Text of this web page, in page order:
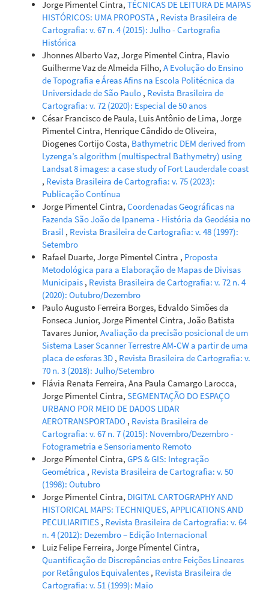
Jorge Pimentel Cintra, TÉCNICAS DE LEITURA DE MAPAS
HISTÓRICOS: UMA PROPOSTA , Revista Brasileira de
Cartografia: v. 67 n. 4 (2015): Julho - Cartografia
Histórica
Jhonnes Alberto Vaz, Jorge Pimentel Cintra, Flavio
Guilherme Vaz de Almeida Filho, A Evolução do Ensino
de Topografia e Áreas Afins na Escola Politécnica da
Universidade de São Paulo , Revista Brasileira de
Cartografia: v. 72 (2020): Especial de 50 anos
César Francisco de Paula, Luis Antônio de Lima, Jorge
Pimentel Cintra, Henrique Cândido de Oliveira,
Diogenes Cortijo Costa, Bathymetric DEM derived from
Lyzenga’s algorithm (multispectral Bathymetry) using
Landsat 8 images: a case study of Fort Lauderdale coast
, Revista Brasileira de Cartografia: v. 75 (2023):
Publicação Contínua
Jorge Pimentel Cintra, Coordenadas Geográficas na
Fazenda São João de Ipanema - História da Geodésia no
Brasil , Revista Brasileira de Cartografia: v. 48 (1997):
Setembro
Rafael Duarte, Jorge Pimentel Cintra , Proposta
Metodológica para a Elaboração de Mapas de Divisas
Municipais , Revista Brasileira de Cartografia: v. 72 n. 4
(2020): Outubro/Dezembro
Paulo Augusto Ferreira Borges, Edvaldo Simões da
Fonseca Junior, Jorge Pimentel Cintra, João Batista
Tavares Junior, Avaliação da precisão posicional de um
Sistema Laser Scanner Terrestre AM-CW a partir de uma
placa de esferas 3D , Revista Brasileira de Cartografia: v.
70 n. 3 (2018): Julho/Setembro
Flávia Renata Ferreira, Ana Paula Camargo Larocca,
Jorge Pimentel Cintra, SEGMENTAÇÃO DO ESPAÇO
URBANO POR MEIO DE DADOS LIDAR
AEROTRANSPORTADO , Revista Brasileira de
Cartografia: v. 67 n. 7 (2015): Novembro/Dezembro -
Fotogrametria e Sensoriamento Remoto
Jorge Pímentel Cintra, GPS & GIS: Integração
Geométrica , Revista Brasileira de Cartografia: v. 50
(1998): Outubro
Jorge Pimentel Cintra, DIGITAL CARTOGRAPHY AND
HISTORICAL MAPS: TECHNIQUES, APPLICATIONS AND
PECULIARITIES , Revista Brasileira de Cartografia: v. 64
n. 4 (2012): Dezembro – Edição Internacional
Luiz Felipe Ferreira, Jorge Pímentel Cintra,
Quantificação de Discrepâncias entre Feições Lineares
por Retângulos Equivalentes , Revista Brasileira de
Cartografia: v. 51 (1999): Maio